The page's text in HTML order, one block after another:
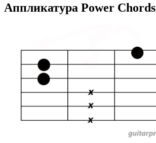
Аппликатура Power Chords